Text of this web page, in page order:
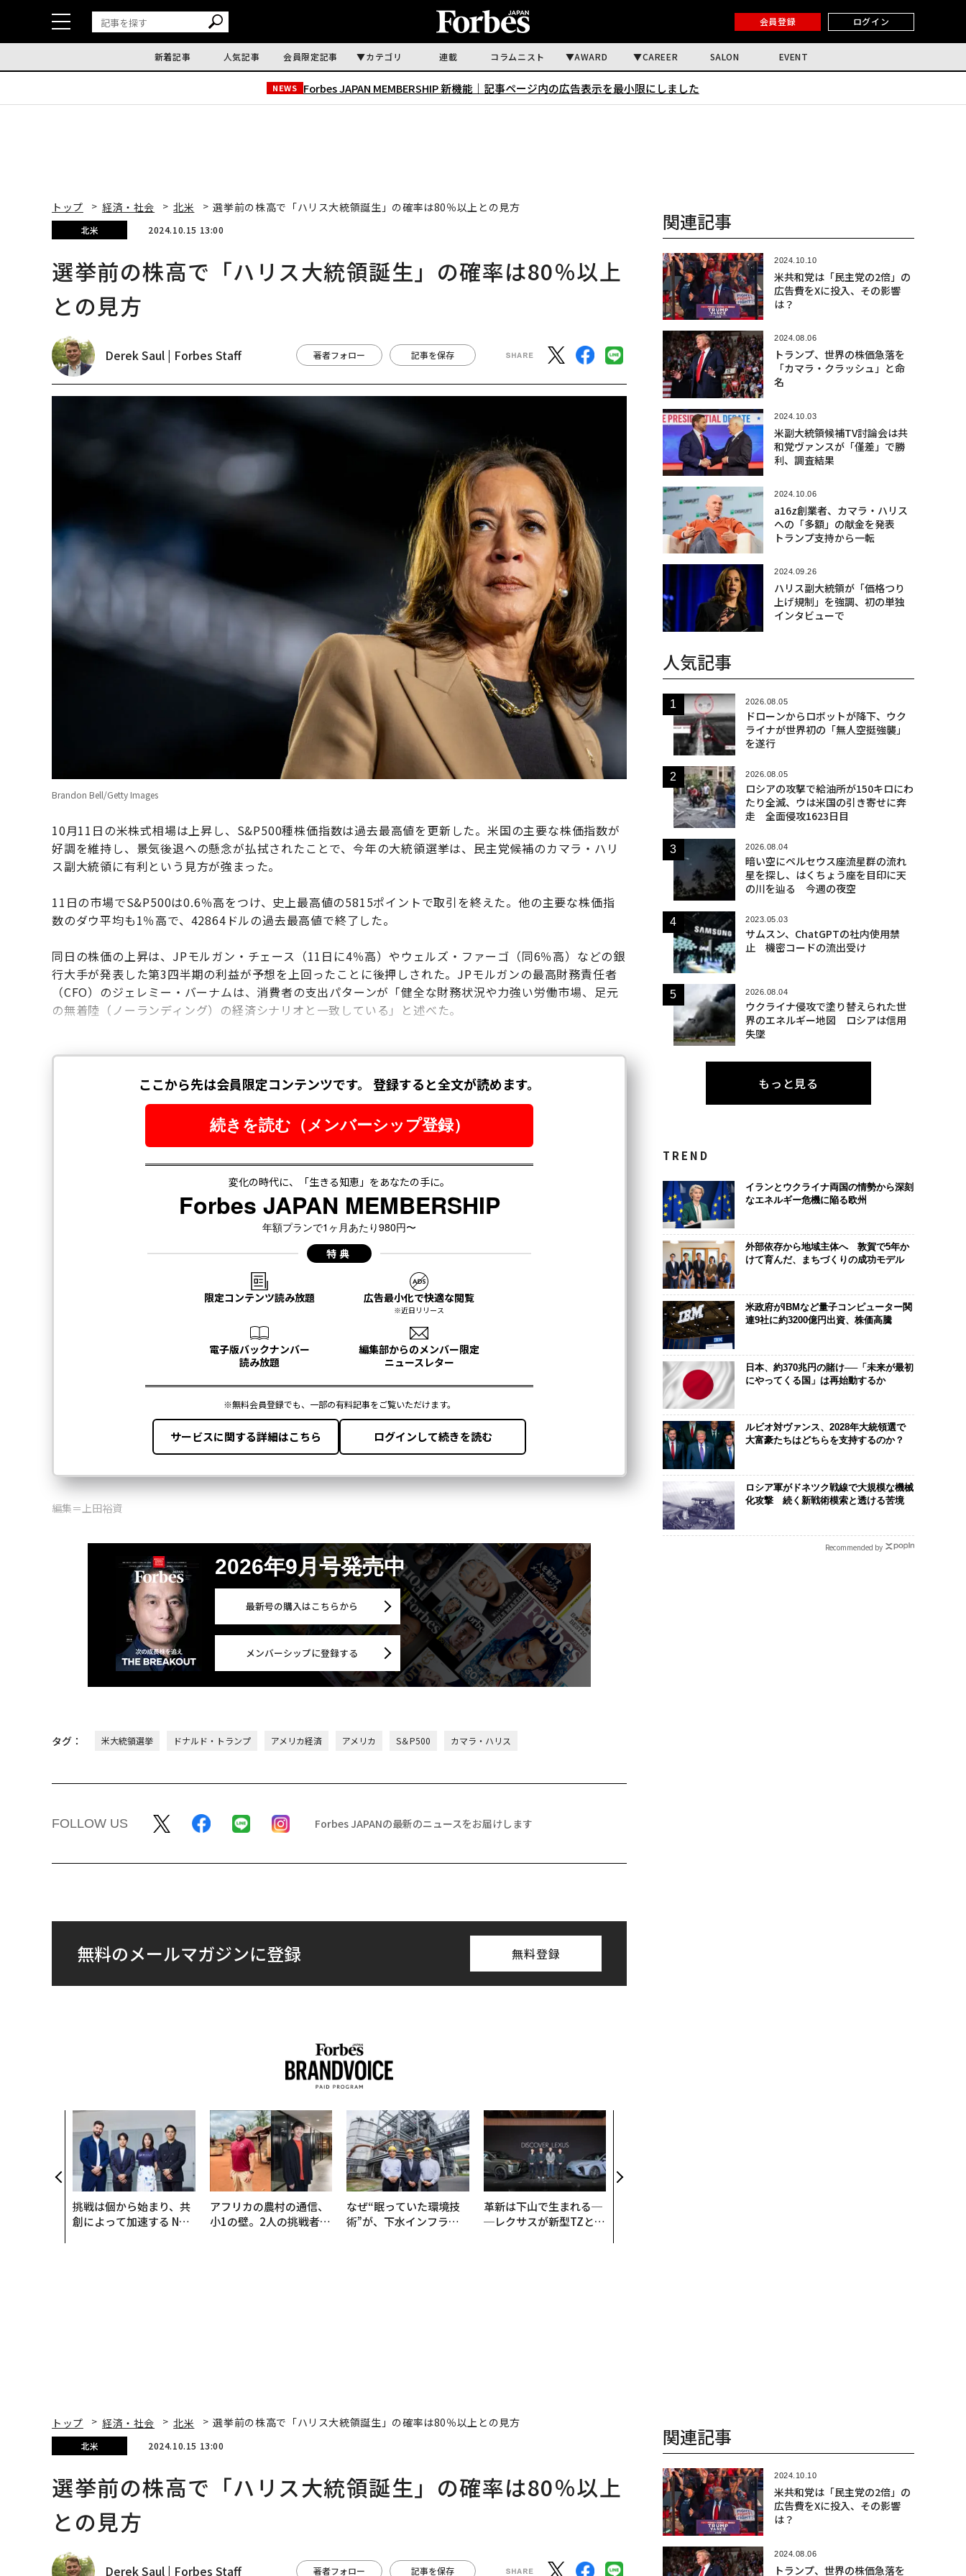
会員登録 ログイン
新着記事 人気記事 会員限定記事 カテゴリ 連載 コラムニスト AWARD CAREER SALON EVENT
NEWS Forbes JAPAN MEMBERSHIP 新機能｜ 記事ページ内の広告表示を最小限にしました
トップ 経済・社会 北米 選挙前の株高で「ハリス大統領誕生」の確率は80％以上との見方
北米 2024.10.15 13:00
選挙前の株高で「ハリス大統領誕生」の確率は80％以上
との見方
Derek Saul | Forbes Staff 著者フォロー 記事を保存
Brandon Bell/Getty Images
10月11日の米株式相場は上昇し、S&P500種株価指数は過去最高値を更新した。米国の主要な株価指数が
好調を維持し、景気後退への懸念が払拭されたことで、今年の大統領選挙は、民主党候補のカマラ・ハリ
ス副大統領に有利という見方が強まった。
11日の市場でS&P500は0.6％高をつけ、史上最高値の5815ポイントで取引を終えた。他の主要な株価指
数のダウ平均も1％高で、42864ドルの過去最高値で終了した。
同日の株価の上昇は、JPモルガン・チェース（11日に4％高）やウェルズ・ファーゴ（同6％高）などの銀
行大手が発表した第3四半期の利益が予想を上回ったことに後押しされた。JPモルガンの最高財務責任者
（CFO）のジェレミー・バーナムは、消費者の支出パターンが「健全な財務状況や力強い労働市場、足元
の無着陸（ノーランディング）の経済シナリオと一致している」と述べた。
編集＝上田裕資
2026年9月号発売中
最新号の購入はこちらから
メンバーシップに登録する
タグ： 米大統領選挙 ドナルド・トランプ アメリカ経済 アメリカ S＆P500 カマラ・ハリス
FOLLOW US Forbes JAPANの最新のニュースをお届けします
無料のメールマガジンに登録 無料登録
挑戦は個から始まり、共
創によって加速する NOR
アフリカの農村の通信、
小1の壁。2人の挑戦者が
なぜ“眠っていた環境技
術”が、下水インフラを
革新は下山で生まれる─
─レクサスが新型TZとE
を徹底する理由
関連記事
2024.10.10
米共和党は「民主党の2倍」の
広告費をXに投入、その影響
は？
2024.08.06
トランプ、世界の株価急落を
「カマラ・クラッシュ」と命
名
2024.10.03
米副大統領候補TV討論会は共
和党ヴァンスが「僅差」で勝
利、調査結果
2024.10.06
a16z創業者、カマラ・ハリス
への「多額」の献金を発表
トランプ支持から一転
2024.09.26
ハリス副大統領が「価格つり
上げ規制」を強調、初の単独
インタビューで
人気記事
2026.08.05
ドローンからロボットが降下、ウク
ライナが世界初の「無人空挺強襲」
を遂行
2026.08.05
ロシアの攻撃で給油所が150キロにわ
たり全滅、ウは米国の引き寄せに奔
走 全面侵攻1623日目
2026.08.04
暗い空にペルセウス座流星群の流れ
星を探し、はくちょう座を目印に天
の川を辿る 今週の夜空
2023.05.03
サムスン、ChatGPTの社内使用禁
止 機密コードの流出受け
2026.08.04
ウクライナ侵攻で塗り替えられた世
界のエネルギー地図 ロシアは信用
失墜
もっと見る
TREND
イランとウクライナ両国の情勢から深刻
なエネルギー危機に陥る欧州
外部依存から地域主体へ 敦賀で5年か
けて育んだ、まちづくりの成功モデル
米政府がIBMなど量子コンピューター関
連9社に約3200億円出資、株価高騰
日本、約370兆円の賭け──「未来が最初
にやってくる国」は再始動するか
ルビオ対ヴァンス、2028年大統領選で
大富豪たちはどちらを支持するのか？
ロシア軍がドネツク戦線で大規模な機械
化攻撃 続く新戦術模索と透ける苦境
Recommended by
トップ 経済・社会 北米 選挙前の株高で「ハリス大統領誕生」の確率は80％以上との見方
北米 2024.10.15 13:00
選挙前の株高で「ハリス大統領誕生」の確率は80％以上
との見方
Derek Saul | Forbes Staff 著者フォロー 記事を保存
関連記事
2024.10.10
米共和党は「民主党の2倍」の
広告費をXに投入、その影響
は？
2024.08.06
トランプ、世界の株価急落を